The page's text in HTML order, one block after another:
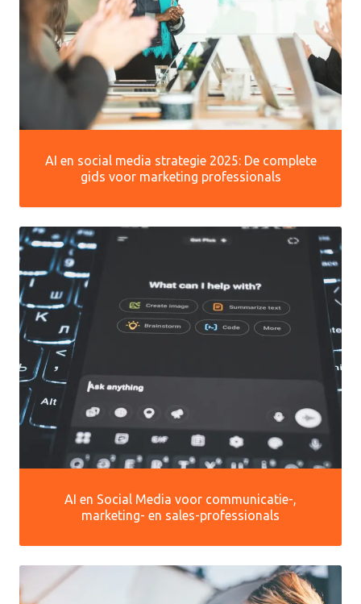
AI en social media strategie 2025: De complete
gids voor marketing professionals
AI en Social Media voor communicatie-,
marketing- en sales-professionals